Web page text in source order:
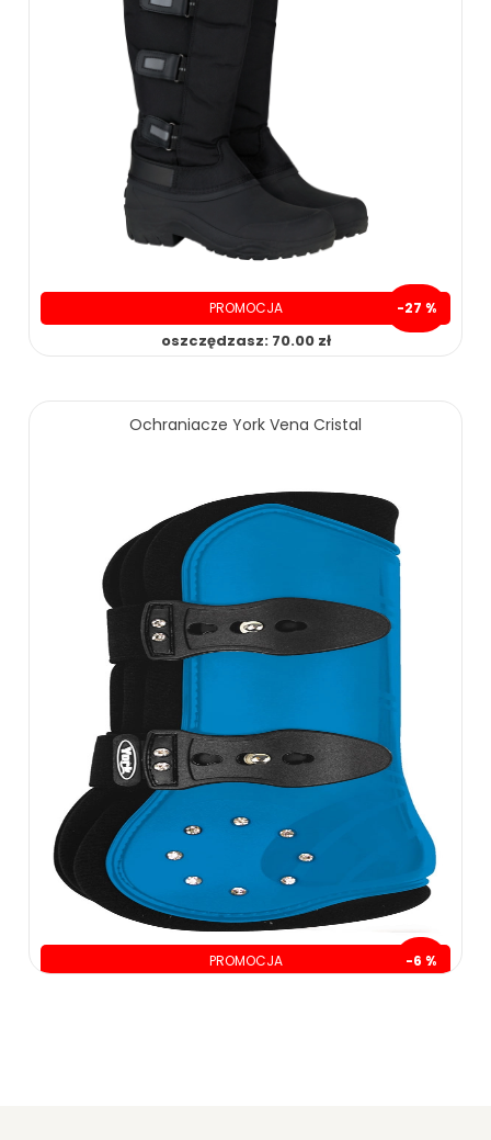
PROMOCJA -27 %
oszczędzasz: 70.00 zł
Ochraniacze York Vena Cristal
PROMOCJA -6 %